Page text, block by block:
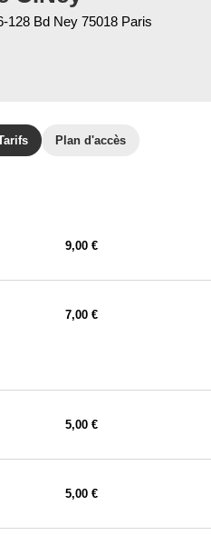
128 Bd Ney 75018 Paris
Plan d'accès
9,00 €
7,00 €
5,00 €
5,00 €